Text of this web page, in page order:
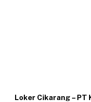
Loker Cikarang – PT